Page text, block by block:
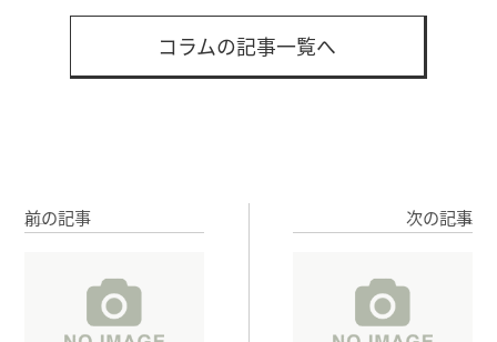
コラムの記事一覧へ
前の記事 次の記事